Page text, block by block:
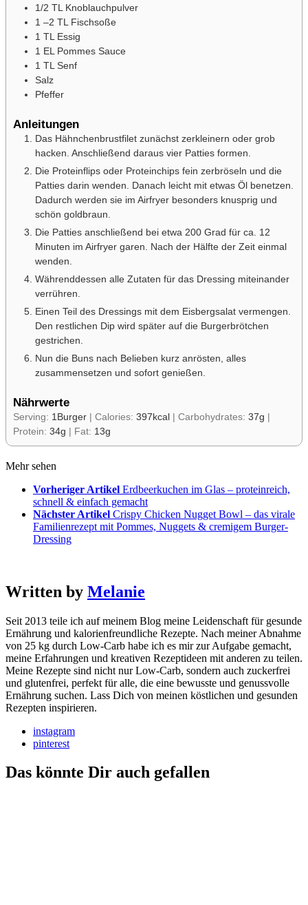
1/2 TL Knoblauchpulver
1 –2 TL Fischsoße
1 TL Essig
1 EL Pommes Sauce
1 TL Senf
Salz
Pfeffer
Anleitungen
Das Hähnchenbrustfilet zunächst zerkleinern oder grob
hacken. Anschließend daraus vier Patties formen.
Die Proteinflips oder Proteinchips fein zerbröseln und die
Patties darin wenden. Danach leicht mit etwas Öl benetzen.
Dadurch werden sie im Airfryer besonders knusprig und
schön goldbraun.
Die Patties anschließend bei etwa 200 Grad für ca. 12
Minuten im Airfryer garen. Nach der Hälfte der Zeit einmal
wenden.
Währenddessen alle Zutaten für das Dressing miteinander
verrühren.
Einen Teil des Dressings mit dem Eisbergsalat vermengen.
Den restlichen Dip wird später auf die Burgerbrötchen
gestrichen.
Nun die Buns nach Belieben kurz anrösten, alles
zusammensetzen und sofort genießen.
Nährwerte
Serving: 1 Burger | Calories: 397kcal | Carbohydrates: 37g |
Protein: 34g | Fat: 13g
Mehr sehen
Vorheriger Artikel Erdbeerkuchen im Glas – proteinreich,
schnell & einfach gemacht
Nächster Artikel Crispy Chicken Nugget Bowl – das virale
Familienrezept mit Pommes, Nuggets & cremigem Burger-
Dressing
Written by Melanie
Seit 2013 teile ich auf meinem Blog meine Leidenschaft für gesunde
Ernährung und kalorienfreundliche Rezepte. Nach meiner Abnahme
von 25 kg durch Low-Carb habe ich es mir zur Aufgabe gemacht,
meine Erfahrungen und kreativen Rezeptideen mit anderen zu teilen.
Meine Rezepte sind nicht nur Low-Carb, sondern auch zuckerfrei
und glutenfrei, perfekt für alle, die eine bewusste und genussvolle
Ernährung suchen. Lass Dich von meinen köstlichen und gesunden
Rezepten inspirieren.
instagram
pinterest
Das könnte Dir auch gefallen